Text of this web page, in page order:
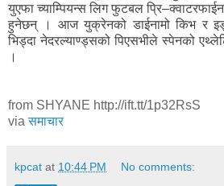
युएफा च्याम्पियन्स लिग फुटबल
हुनेछन् । आज युक्रेनको डाईनामो किभ र
भिड्दा नेदरल्याण्ड्सको पिएसभीले स्पेनको
।
from SHYANE http://ift.tt/1p32RsS
viaसमाचार
kpcat at 10:44 PM No comments: